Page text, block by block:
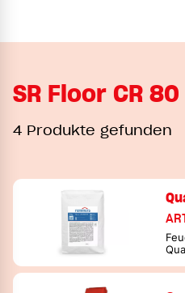
SR Floor CR 80
4 Produkte gefunden